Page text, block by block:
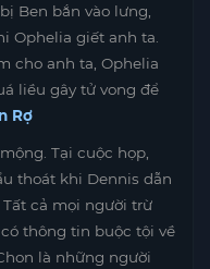
Ben bắn vào lưng,
Ophelia giết anh ta.
cho anh ta, Ophelia
liều gây tử vong để
Rợ
Tại cuộc họp,
thoát khi Dennis dẫn
cả mọi người trừ
thông tin buộc tội về
là những người